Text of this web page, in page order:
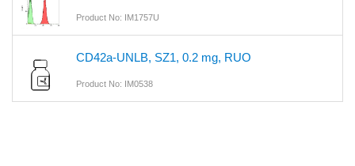
Product No: IM1757U
CD42a-UNLB, SZ1, 0.2 mg, RUO
Product No: IM0538